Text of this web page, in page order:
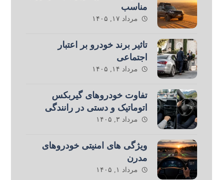
مناسب
مرداد ۱۷, ۱۴۰۵
تاثیر برند خودرو بر اعتبار
اجتماعی
مرداد ۱۴, ۱۴۰۵
تفاوت خودروهای گیربکس
اتوماتیک و دستی در رانندگی
مرداد ۳, ۱۴۰۵
ویژگی های امنیتی خودروهای
مدرن
مرداد ۱, ۱۴۰۵